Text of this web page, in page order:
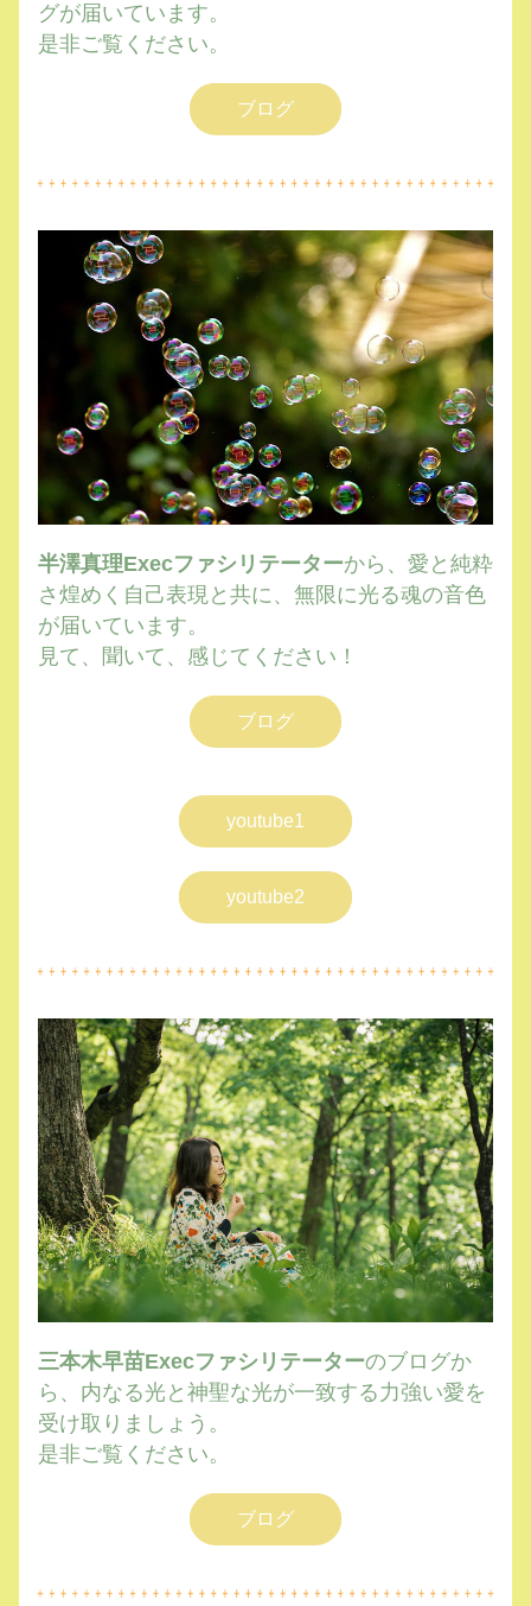
グが届いています。
是非ご覧ください。
ブログ
半澤真理Execファシリテーターから、愛と純粋
さ煌めく自己表現と共に、無限に光る魂の音色
が届いています。
見て、聞いて、感じてください！
ブログ
youtube1
youtube2
三本木早苗Execファシリテーターのブログか
ら、内なる光と神聖な光が一致する力強い愛を
受け取りましょう。
是非ご覧ください。
ブログ